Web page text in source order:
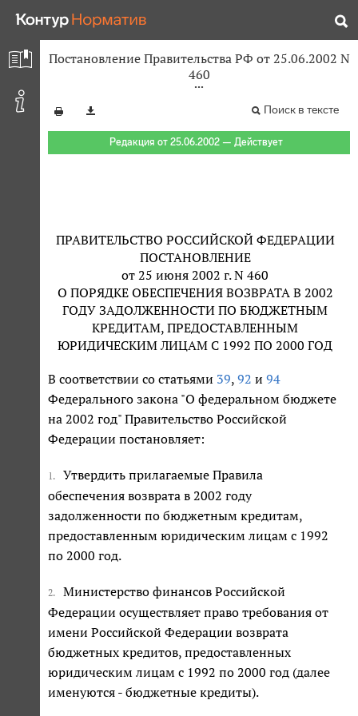
Постановление Правительства РФ от 25.06.2002 N
460
Поиск в тексте
Редакция от 25.06.2002 — Действует
ПРАВИТЕЛЬСТВО РОССИЙСКОЙ ФЕДЕРАЦИИ
ПОСТАНОВЛЕНИЕ
от 25 июня 2002 г. N 460
О ПОРЯДКЕ ОБЕСПЕЧЕНИЯ ВОЗВРАТА В 2002
ГОДУ ЗАДОЛЖЕННОСТИ ПО БЮДЖЕТНЫМ
КРЕДИТАМ, ПРЕДОСТАВЛЕННЫМ
ЮРИДИЧЕСКИМ ЛИЦАМ С 1992 ПО 2000 ГОД
В соответствии со статьями 39, 92 и 94
Федерального закона "О федеральном бюджете
на 2002 год" Правительство Российской
Федерации постановляет:
1.
Утвердить прилагаемые Правила
обеспечения возврата в 2002 году
задолженности по бюджетным кредитам,
предоставленным юридическим лицам с 1992
по 2000 год.
2.
Министерство финансов Российской
Федерации осуществляет право требования от
имени Российской Федерации возврата
бюджетных кредитов, предоставленных
юридическим лицам с 1992 по 2000 год (далее
именуются - бюджетные кредиты).